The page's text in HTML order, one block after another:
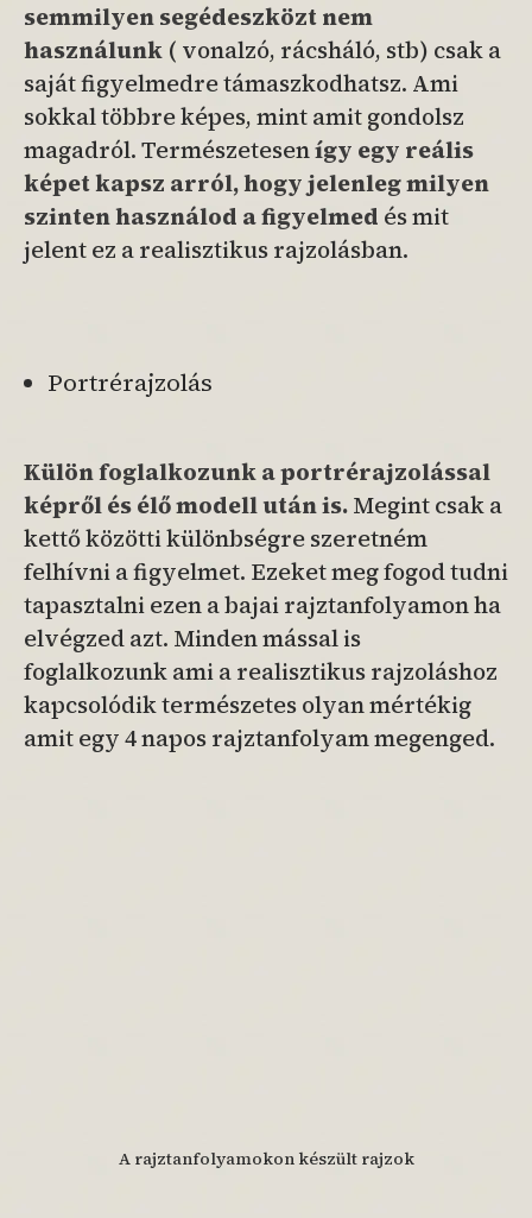
semmilyen segédeszközt nem
használunk ( vonalzó, rácsháló, stb) csak a
saját figyelmedre támaszkodhatsz. Ami
sokkal többre képes, mint amit gondolsz
magadról. Természetesenígy egy reális
képet kapsz arról, hogy jelenleg milyen
szinten használod a figyelmed és mit
jelent ez a realisztikus rajzolásban.
Portrérajzolás
Külön foglalkozunk a portrérajzolással
képről és élő modell után is.Megint csak a
kettő közötti különbségre szeretném
felhívni a figyelmet. Ezeket meg fogod tudni
tapasztalni ezen a bajai rajztanfolyamon ha
elvégzed azt. Minden mással is
foglalkozunk ami a realisztikus rajzoláshoz
kapcsolódik természetes olyan mértékig
amit egy 4 napos rajztanfolyam megenged.
A rajztanfolyamokon készült rajzok